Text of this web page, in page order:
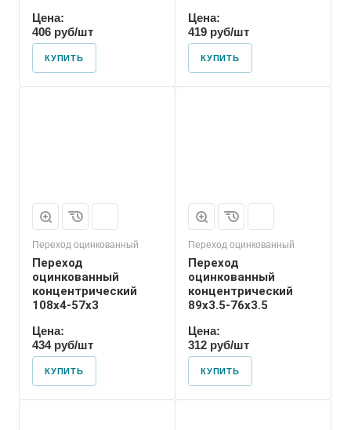
Цена:
406 руб/шт
КУПИТЬ
Цена:
419 руб/шт
КУПИТЬ
Переход оцинкованный
Переход
оцинкованный
концентрический
108х4-57х3
Цена:
434 руб/шт
КУПИТЬ
Переход оцинкованный
Переход
оцинкованный
концентрический
89х3.5-76х3.5
Цена:
312 руб/шт
КУПИТЬ